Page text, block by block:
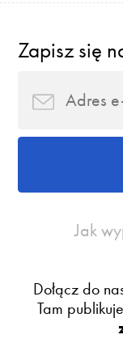
Zapisz się
Jak
Dołącz do
Tam